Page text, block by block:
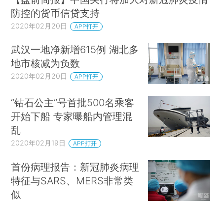
防控的货币信贷支持
2020年02月20日 APP打开
武汉一地净新增615例 湖北多
地市核减为负数
2020年02月20日 APP打开
“钻石公主”号首批500名乘客
开始下船 专家曝船内管理混
乱
2020年02月19日 APP打开
首份病理报告：新冠肺炎病理
特征与SARS、MERS非常类
似